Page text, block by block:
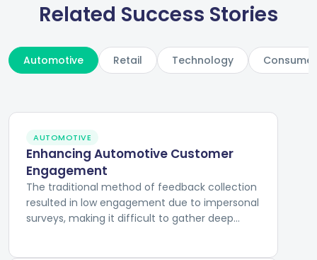
Related Success Stories
Automotive Retail Technology
AUTOMOTIVE
Enhancing Automotive Customer
Engagement
The traditional method of feedback collection
resulted in low engagement due to impersonal
surveys, making it difficult to gather deep